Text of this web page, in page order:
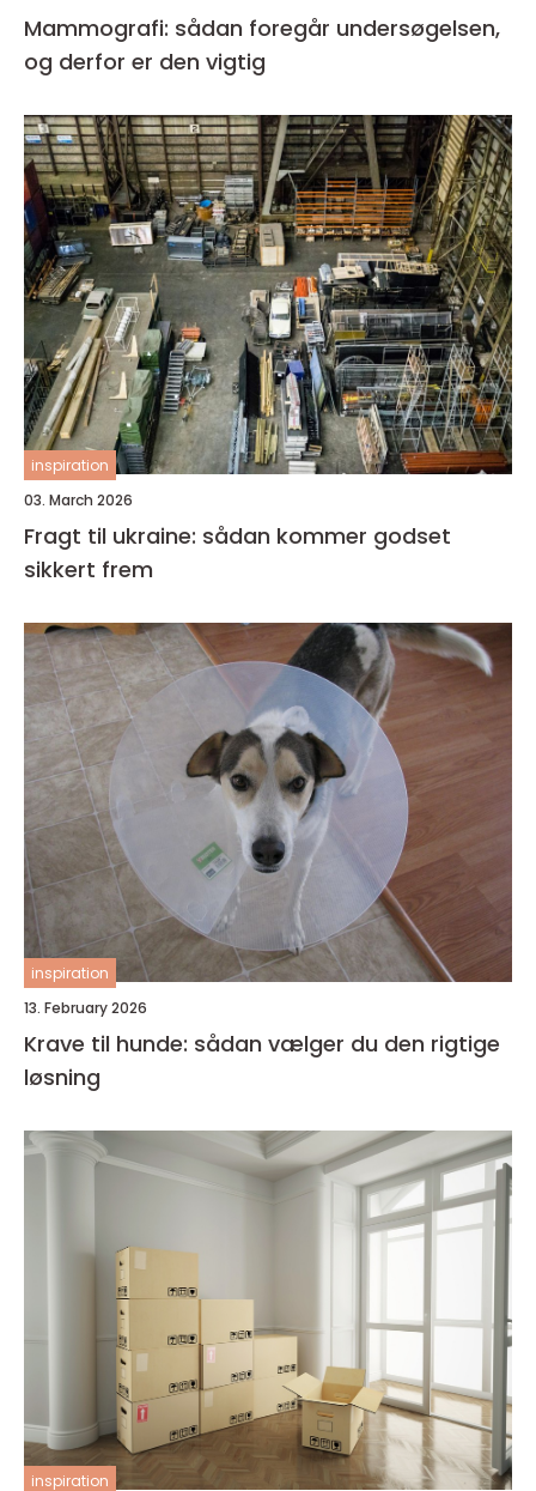
Mammografi: sådan foregår undersøgelsen,
og derfor er den vigtig
inspiration
03. March 2026
Fragt til ukraine: sådan kommer godset
sikkert frem
inspiration
13. February 2026
Krave til hunde: sådan vælger du den rigtige
løsning
inspiration